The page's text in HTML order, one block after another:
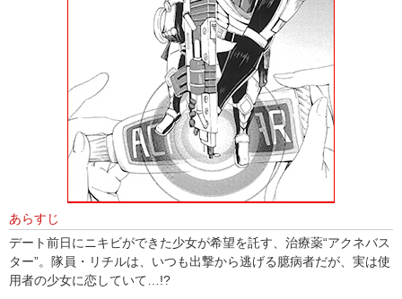
あらすじ
デート前日にニキビができた少女が希望を託す、治療薬“アクネバス
ター”。隊員・リチルは、いつも出撃から逃げる臆病者だが、実は使
用者の少女に恋していて…!?